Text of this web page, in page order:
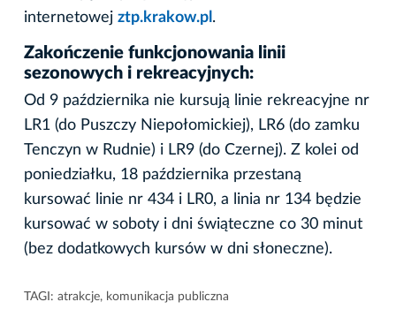
internetowej ztp.krakow.pl .
Zakończenie funkcjonowania linii
sezonowych i rekreacyjnych:
Od 9 października nie kursują linie rekreacyjne nr
LR1 (do Puszczy Niepołomickiej), LR6 (do zamku
Tenczyn w Rudnie) i LR9 (do Czernej). Z kolei od
poniedziałku, 18 października przestaną
kursować linie nr 434 i LR0, a linia nr 134 będzie
kursować w soboty i dni świąteczne co 30 minut
(bez dodatkowych kursów w dni słoneczne).
TAGI: atrakcje, komunikacja publiczna